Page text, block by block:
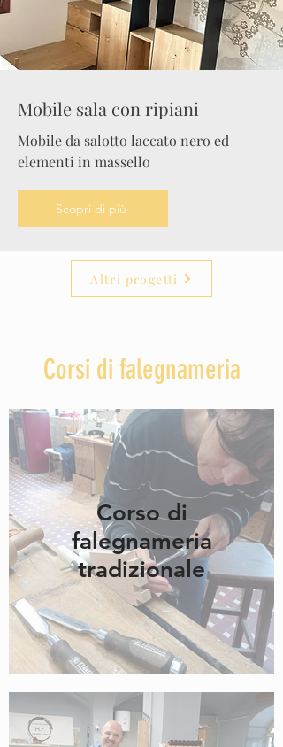
Mobile sala con ripiani
Mobile da salotto laccato nero ed
elementi in massello
Scopri di più
Altri progetti
Corsi di falegnameria
Corso di
falegnameria
tradizionale